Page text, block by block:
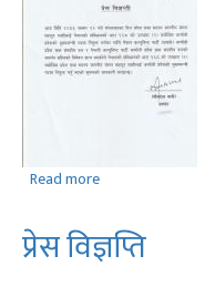
भएको
तस्वीर
Read more
सभा
सदस्य
प्रेस विज्ञप्ति